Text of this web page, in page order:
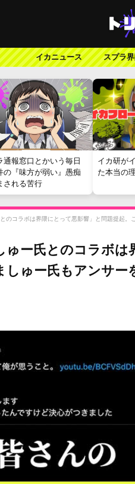
イカニュース スプラ
通報窓口とかいう毎日
の『味方が弱い』愚痴
される苦行
イカ研が
た本当の
のコラボは界隈にとって悪影響」と問題提起
ゅー氏とのコラボ
しゅー氏もアンサー